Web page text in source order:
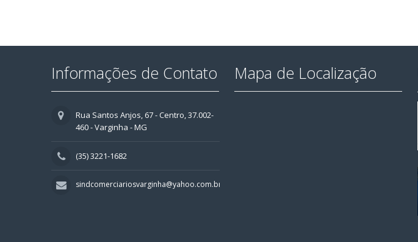
Informações de Contato
Rua Santos Anjos, 67 - Centro, 37.002-
460 - Varginha - MG
(35) 3221-1682
sindcomerciariosvarginha@yahoo.com.br
Mapa de Localização